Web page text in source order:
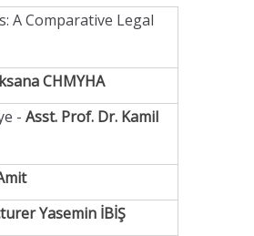
A Comparative Legal
CHMYHA
- Asst. Prof. Dr. Kamil
Yasemin İBİŞ